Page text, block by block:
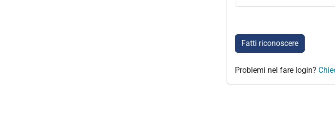
Fatti riconoscere
Problemi nel fare login?